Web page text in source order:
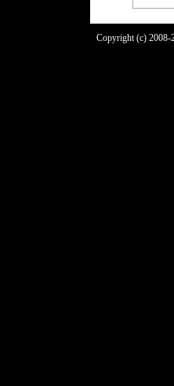
Copyright (c) 2008-